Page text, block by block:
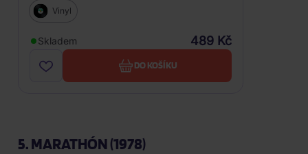
Vinyl
Skladem 489 Kč
DO KOŠÍKU
5. MARATHÓN (1978)